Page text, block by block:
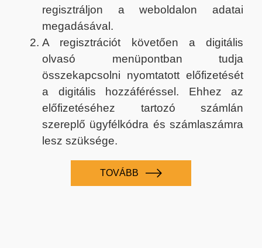
regisztráljon a weboldalon adatai
megadásával.
A regisztrációt követően a digitális
olvasó menüpontban tudja
összekapcsolni nyomtatott előfizetését
a digitális hozzáféréssel. Ehhez az
előfizetéséhez tartozó számlán
szereplő ügyfélkódra és számlaszámra
lesz szüksége.
TOVÁBB